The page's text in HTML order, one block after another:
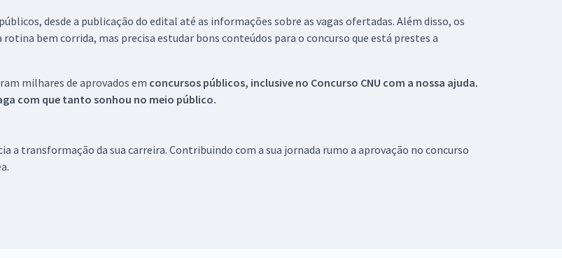
desde a publicação do edital até as informações sobre as vagas ofertadas. Além disso, os
bem corrida, mas precisa estudar bons conteúdos para o concurso que está prestes a
milhares de aprovados em concursos públicos, inclusive no Concurso CNU com a nossa ajuda.
com que tanto sonhou no meio público.
a transformação da sua carreira. Contribuindo com a sua jornada rumo a aprovação no concurso